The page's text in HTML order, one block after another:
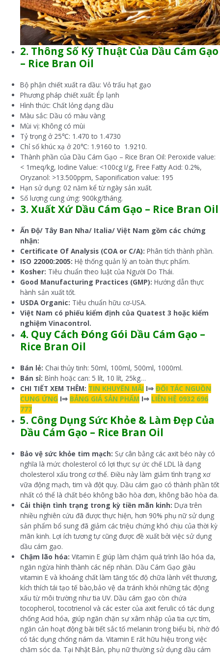
2. Thông Số Kỹ Thuật Của Dầu Cám Gạo
– Rice Bran Oil
Bộ phận chiết xuất ra dầu: Vỏ trấu hạt gạo
Phương pháp chiết xuất: Ép lạnh
Hình thức: Chất lỏng dạng dầu
Màu sắc: Dầu có màu vàng
Mùi vị: Không có mùi
Tỷ trọng ở 25℃: 1.470 to 1.4730
Chỉ số khúc xạ ở 20℃: 1.9160 to 1.9210.
Thành phần của Dầu Cám Gạo – Rice Bran Oil: Peroxide value:
< 1meq/kg, Iodine Value: <100cg I/g, Free Fatty Acid: 0.2%,
Oryzanol: >13.500ppm, Saponification value: 195
Hạn sử dụng: 02 năm kể từ ngày sản xuất.
Số lượng cung ứng: 900kg/tháng.
3. Xuất Xứ Dầu Cám Gạo – Rice Bran Oil
Ấn Độ/ Tây Ban Nha/ Italia/ Việt Nam gồm các chứng
nhận:
Certificate Of Analysis (COA or C/A): Phân tích thành phần.
ISO 22000:2005: Hệ thống quản lý an toàn thực phẩm.
Kosher: Tiêu chuẩn theo luật của Người Do Thái.
Good Manufacturing Practices (GMP): Hướng dẫn thực
hành sản xuất tốt.
USDA Organic: Tiêu chuẩn hữu cơ-USA.
Việt Nam có phiếu kiểm định của Quatest 3 hoặc kiểm
nghiệm Vinacontrol.
4. Quy Cách Đóng Gói Dầu Cám Gạo –
Rice Bran Oil
Bán lẻ: Chai thủy tinh: 50ml, 100ml, 500ml, 1000ml.
Bán sỉ: Bình hoặc can: 5 lít, 10 lít, 25kg…
CHI TIẾT XEM THÊM: TIN KHUYẾN MÃI I⇒ĐỐI TÁC NGUỒN
CUNG ỨNG I⇒ BẢNG GIÁ SẢN PHẨM I⇒ LIÊN HỆ 0932 696
777
5. Công Dụng Sức Khỏe & Làm Đẹp Của
Dầu Cám Gạo – Rice Bran Oil
Bảo vệ sức khỏe tim mạch: Sự cân bằng các axit béo này có
nghĩa là mức cholesterol có lợi thực sự ức chế LDL là dạng
cholesterol xấu trong cơ thể. Điều này làm giảm tình trạng xơ
vữa động mạch, tim và đột quỵ. Dầu cám gạo có thành phần tốt
nhất có thể là chất béo không bão hòa đơn, không bão hòa đa.
Cải thiện tình trạng trong kỳ tiền mãn kinh: Dựa trên
nhiều nghiên cứu đã được thực hiện, hơn 90% phụ nữ sử dụng
sản phẩm bổ sung đã giảm các triệu chứng khó chịu của thời kỳ
mãn kinh. Lợi ích tương tự cũng được đề xuất bởi việc sử dụng
dầu cám gạo.
Chậm lão hóa: Vitamin E giúp làm chậm quá trình lão hóa da,
ngăn ngừa hình thành các nếp nhăn. Dầu Cám Gạo giàu
vitamin E và khoáng chất làm tăng tốc độ chữa lành vết thương,
kích thích tái tạo tế bào,bảo vệ da tránh khỏi những tác động
xấu từ môi trường như tia UV. Dầu cám gạo còn chứa
tocopherol, tocotrienol và các ester của axit ferulic có tác dụng
chống Acid hóa, giúp ngăn chặn sự xâm nhập của tia cực tím,
ngăn cản hoạt động bài tiết sắc tố melanin trong biểu bì, nhờ đó
có tác dụng chống nám da. Vitamin E rất hữu hiệu trong việc
chăm sóc da. Tại Nhật Bản, phụ nữ thường sử dụng dầu cám